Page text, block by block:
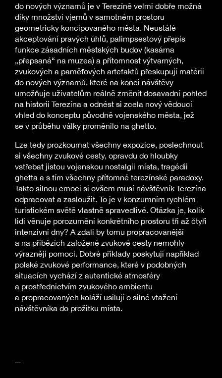
do nových významů je v Terezíně velmi dobře možná
díky množství vjemů v samotném prostoru
geometricky koncipovaného města. Neustálé
akceptování pravých úhlů, palimpsestový přepis
funkce zásadních městských budov (kasárna
„přepsaná“ na muzea) a přítomnost výtvarných,
zvukových a paměťových artefaktů přeskupují matérii
do nových významů, které na konci návštěvy
umožňuje uživatelům reálně změnit dosavadní pohled
na historii Terezína a odnést si zcela nový vědoucí
vhled do konceptu původně vojenského města, jež
se v průběhu války proměnilo na ghetto.
Lze tedy prozkoumat všechny expozice, poslechnout
si všechny zvukové cesty, opravdu do hloubky
vstřebat jistou vojenskou nostalgii místa, tragédii
ghetta a s tím všechny přítomné terezínské paradoxy.
Takto silnou emoci si ovšem musí návštěvník Terezína
odpracovat a zasloužit. To je v konzumním rychlém
turistickém světě vlastně spravedlivé. Otázka je, kolik
lidí věnuje porozumění konkrétního prostoru tři až čtyři
intenzivní dny? A zdali by tomu propracovanější
a na příbězích založené zvukové cesty nemohly
výrazněji pomoci. Dobré příklady poskytují například
polské zvukové performance, které v podobných
situacích vychází z autentické atmosféry
a prostřednictvím zvukového ambientu
a propracovaných koláží usilují o silné vtažení
návštěvníka do prožitku místa.
---